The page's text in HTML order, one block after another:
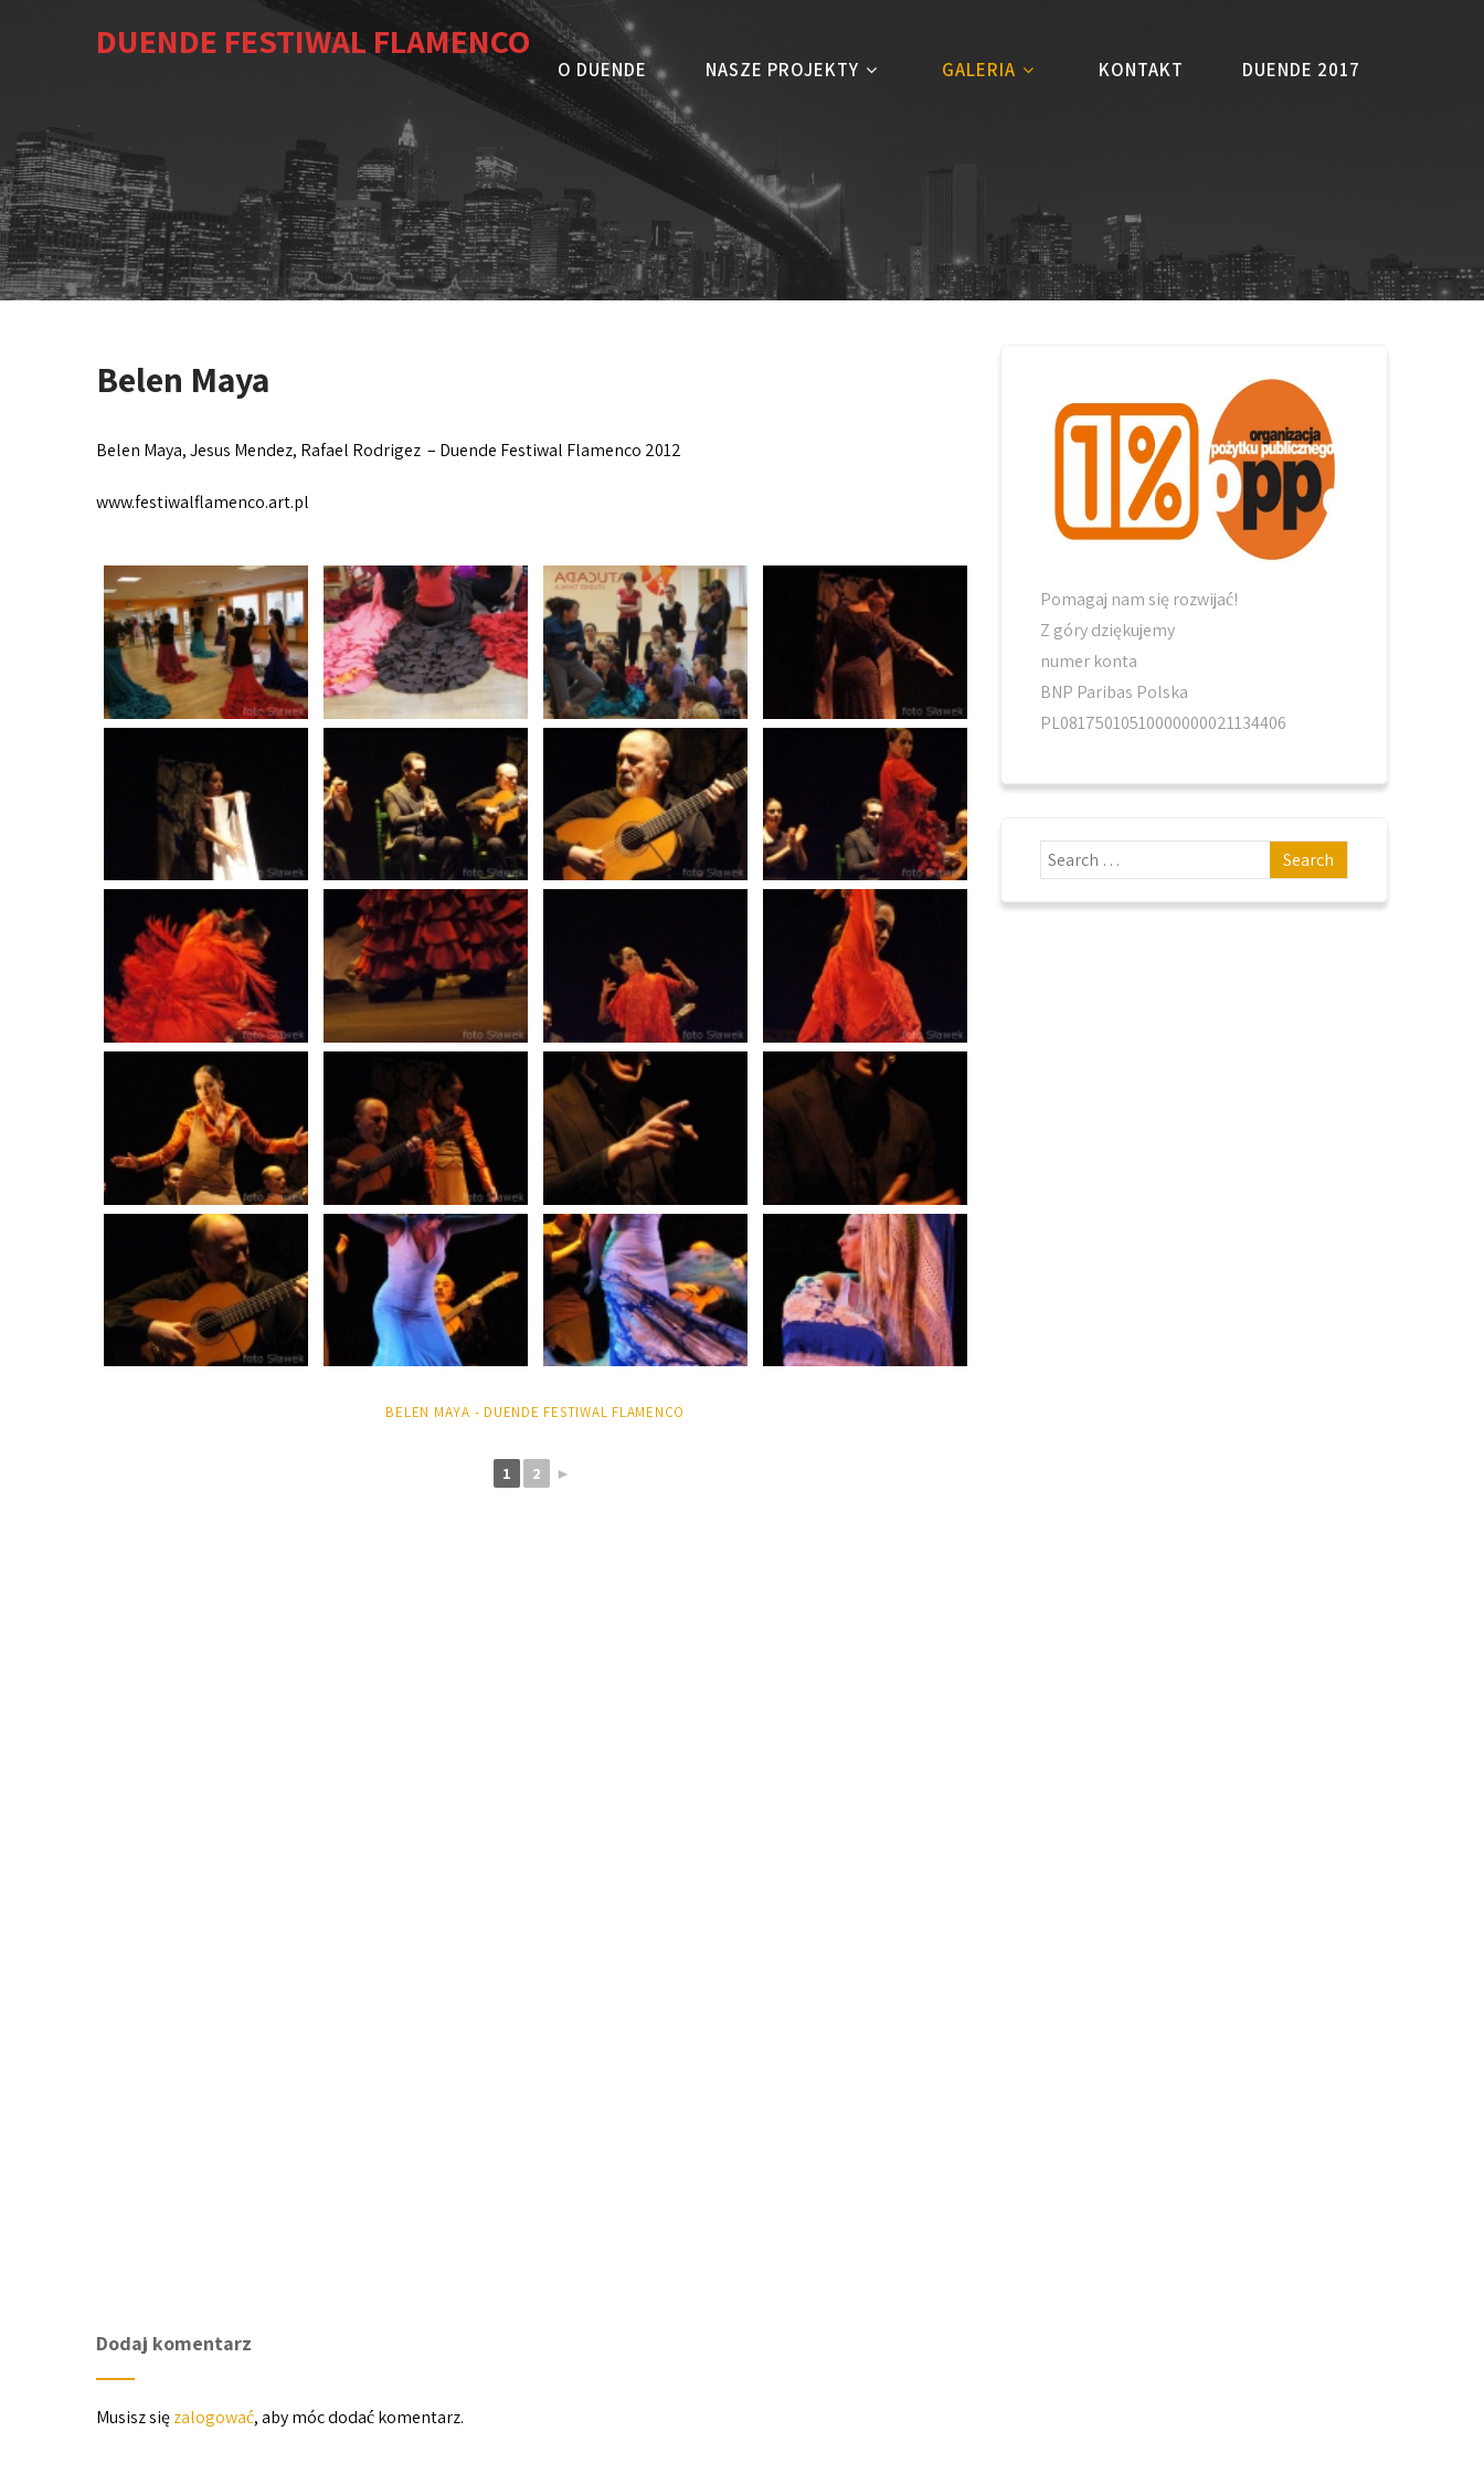
DUENDE FESTIWAL FLAMENCO
O DUENDE NASZE PROJEKTY GALERIA KONTAKT DUENDE 2017
Belen Maya
Belen Maya, Jesus Mendez, Rafael Rodrigez – Duende Festiwal Flamenco 2012
www.festiwalflamenco.art.pl
BELEN MAYA - DUENDE FESTIWAL FLAMENCO
1 2 ►
Dodaj komentarz
Musisz sięzalogować, aby móc dodać komentarz.
Pomagaj nam się rozwijać!
Z góry dziękujemy
numer konta
BNP Paribas Polska
PL08175010510000000021134406